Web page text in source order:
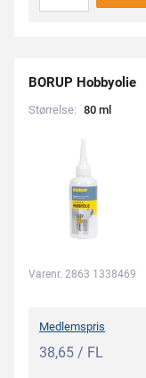
BORUP Hobbyolie
Størrelse: 80 m
Varenr. 2863 1338469
Medlemspris
38,65 / FL